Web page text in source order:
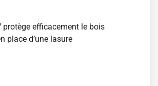
protège efficacement le bois
place d’une lasure